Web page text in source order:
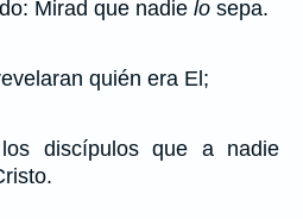
Mirad que nadie lo sepa.
quién era El;
discípulos que a nadie